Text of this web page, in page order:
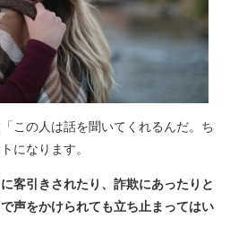
この人は話を聞いてくれるんだ。ち
になります。
客引きされたり、詐欺にあったりと
声をかけられても立ち止まってはい